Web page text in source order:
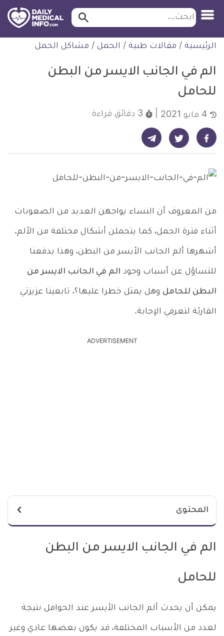
التخطي
للمحتوى
طبية
ابحث ابحث…
الرئيسية / مقالات طبية / الحمل / مشاكل الحمل
الم في الجانب الايسر من البطن
للحامل
3 دقائق قراءة
شارك على فيسبوك - ديلي ميديكال انفو شارك على تويتر - ديلي ميديكال انفو شارك على تيليجرام - ديلي ميديكال انفو
من المعروف أن النساء يواجهن العديد من الصعوبات
أثناء فترة الحمل، كما يتحملن أشكال مختلفة من الألم،
أشهرها ألم الجانب الأيسر من البطن، وهذا يدفعنا
للتساؤل عن أسباب وجود الم في الجانب الايسر من
البطن للحامل وهل يمثل خطرا عليها؟، تابعينا عزيزتي
القارئة لتعرفي الإجابة.
ADVERTISEMENT
المحتوى
الم في الجانب الايسر من البطن
للحامل
يمكن أن يحدث ألم الجانب الأيسر عند الحوامل نتيجة
لعدد من الأسباب المختلفة، قد يكون بعضها عادي وغير